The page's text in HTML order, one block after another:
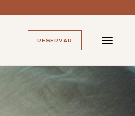
RESERVAR